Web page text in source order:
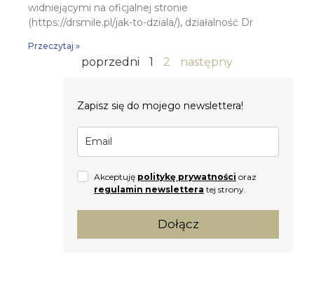
widniejącymi na oficjalnej stronie
(https://drsmile.pl/jak-to-dziala/), działalność Dr
Przeczytaj »
poprzedni 1 2 następny
Zapisz się do mojego newslettera!
Akceptuję politykę prywatności oraz
regulamin newslettera tej strony.
Dołącz